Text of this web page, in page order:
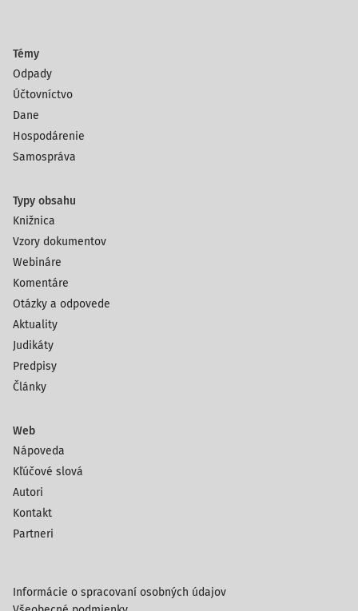
Témy
Odpady
Účtovníctvo
Dane
Hospodárenie
Samospráva
Typy obsahu
Knižnica
Vzory dokumentov
Webináre
Komentáre
Otázky a odpovede
Aktuality
Judikáty
Predpisy
Články
Web
Nápoveda
Kľúčové slová
Autori
Kontakt
Partneri
Informácie o spracovaní osobných údajov